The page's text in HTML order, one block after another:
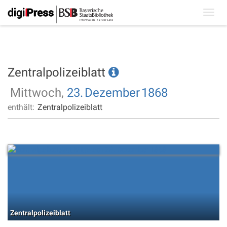
Zentralpolizeiblatt
Mittwoch, 23. Dezember1868
enthält: Zentralpolizeiblatt
Zentralpolizeiblatt